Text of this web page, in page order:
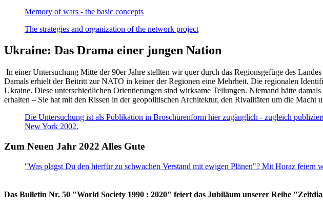
Memory of wars - the basic concepts
The strategies and organization of the network project
Ukraine: Das Drama einer jungen Nation
In einer Untersuchung Mitte der 90er Jahre stellten wir quer durch das Regionsgefüge des
Damals erhielt der Beitritt zur NATO in keiner der Regionen eine Mehrheit. Die regionalen
Ukraine. Diese unterschiedlichen Orientierungen sind wirksame Teilungen. Niemand hätte
erhalten – Sie hat mit den Rissen in der geopolitischen Architektur, den Rivalitäten um die Macht
Die Untersuchung ist als Publikation in Broschürenform hier zugänglich - zugleich
New York 2002.
Zum Neuen Jahr 2022 Alles Gute
"Was plagst Du den hierfür zu schwachen Verstand mit ewigen Plänen"? Mit Horaz feiern
Das Bulletin Nr. 50 "World Society 1990 : 2020" feiert das Jubiläum unserer Reihe